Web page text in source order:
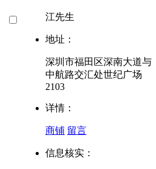
江先生
地址：
深圳市福田区深南大道与
中航路交汇处世纪广场
2103
详情：
商铺 留言
信息核实：